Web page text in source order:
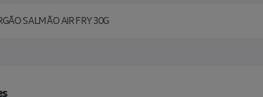
SALMÃO AIR FRY 30G